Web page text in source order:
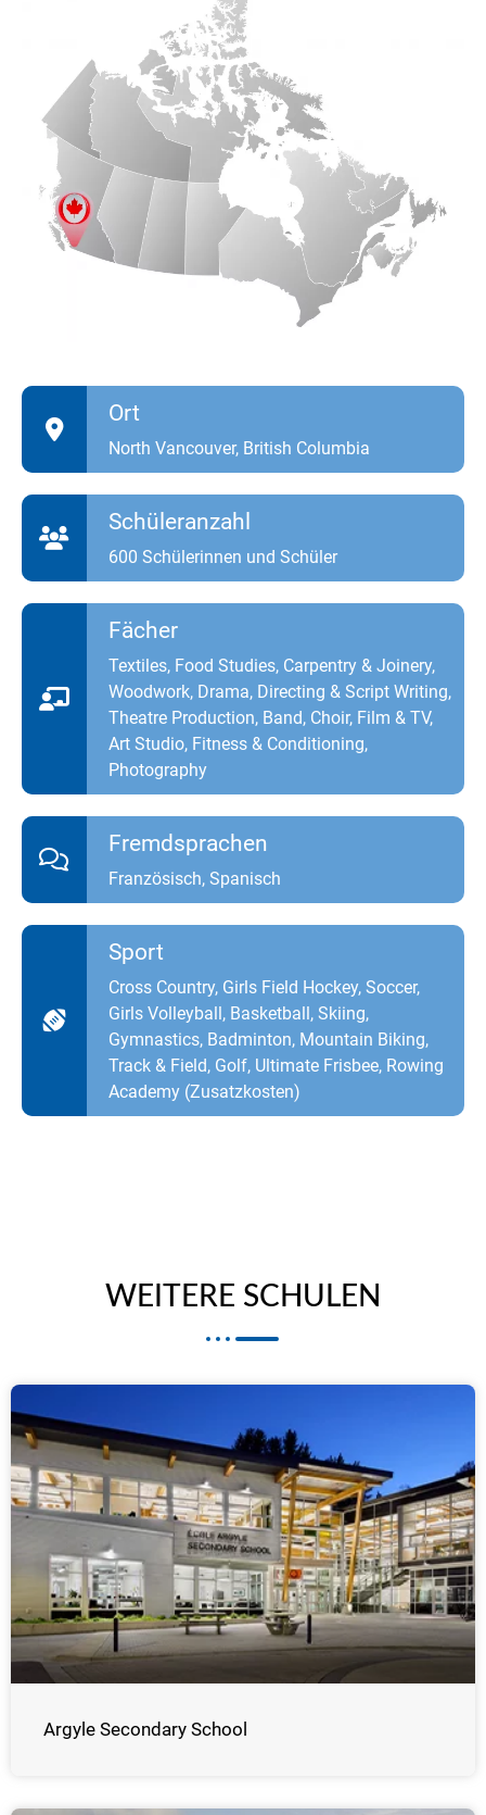
Ort
North Vancouver, British Columbia
Schüleranzahl
600 Schülerinnen und Schüler
Fächer
Textiles, Food Studies, Carpentry & Joinery,
Woodwork, Drama, Directing & Script Writing,
Theatre Production, Band, Choir, Film & TV,
Art Studio, Fitness & Conditioning,
Photography
Fremdsprachen
Französisch, Spanisch
Sport
Cross Country, Girls Field Hockey, Soccer,
Girls Volleyball, Basketball, Skiing,
Gymnastics, Badminton, Mountain Biking,
Track & Field, Golf, Ultimate Frisbee, Rowing
Academy (Zusatzkosten)
WEITERE SCHULEN
Argyle Secondary School